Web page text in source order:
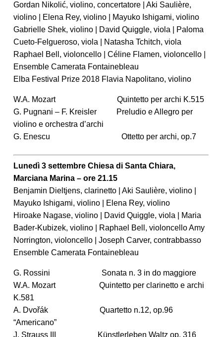
Gordan Nikolić, violino, concertatore | Aki Saulière,
violino | Elena Rey, violino | Mayuko Ishigami, violino
Gabrielle Shek, violino | David Quiggle, viola | Paloma
Cueto-Felgueroso, viola | Natasha Tchitch, viola
Raphael Bell, violoncello | Céline Flamen, violoncello |
Ensemble Camerata Fontainebleau
Elba Festival Prize 2018 Flavia Napolitano, violino
W.A. Mozart Quintetto per archi K.515
G. Pugnani – F. Kreisler Preludio e Allegro per
violino e orchestra d’archi
G. Enescu Ottetto per archi, op.7
Lunedì 3 settembre Chiesa di Santa Chiara,
Marciana Marina – ore 21.15
Benjamin Dieltjens, clarinetto | Aki Saulière, violino |
Mayuko Ishigami, violino | Elena Rey, violino
Hiroake Nagase, violino | David Quiggle, viola | Maria
Bader-Kubizek, violino | Raphael Bell, violoncello Amy
Norrington, violoncello | Joseph Carver, contrabbasso
Ensemble Camerata Fontainebleau
G. Rossini Sonata n. 3 in do maggiore
W.A. Mozart Quintetto per clarinetto e archi
K.581
A. Dvořák Quartetto n.12, op.96
“Americano”
J. Strauss III Künstlerleben Waltz op. 316